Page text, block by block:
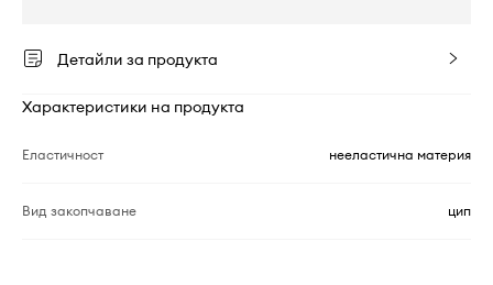
Детайли за продукта
Характеристики на продукта
Еластичност нееластична материя
Вид закопчаване цип